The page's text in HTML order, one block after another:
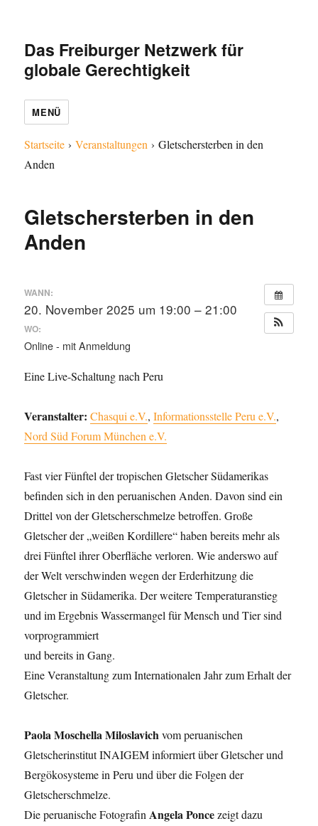
Das Freiburger Netzwerk für
globale Gerechtigkeit
MENÜ
Startseite ›Veranstaltungen ›Gletschersterben in den
Anden
Gletschersterben in den
Anden
WANN:
20. November 2025 um 19:00 – 21:00
WO:
Online - mit Anmeldung
Eine Live-Schaltung nach Peru
Veranstalter: Chasqui e.V.,Informationsstelle Peru e.V.,
Nord Süd Forum München e.V.
Fast vier Fünftel der tropischen Gletscher Südamerikas
befinden sich in den peruanischen Anden. Davon sind ein
Drittel von der Gletscherschmelze betroffen. Große
Gletscher der „weißen Kordillere“ haben bereits mehr als
drei Fünftel ihrer Oberfläche verloren. Wie anderswo auf
der Welt verschwinden wegen der Erderhitzung die
Gletscher in Südamerika. Der weitere Temperaturanstieg
und im Ergebnis Wassermangel für Mensch und Tier sind
vorprogrammiert
und bereits in Gang.
Eine Veranstaltung zum Internationalen Jahr zum Erhalt der
Gletscher.
Paola Moschella Miloslavichvom peruanischen
Gletscherinstitut INAIGEM informiert über Gletscher und
Bergökosysteme in Peru und über die Folgen der
Gletscherschmelze.
Die peruanische Fotografin Angela Poncezeigt dazu